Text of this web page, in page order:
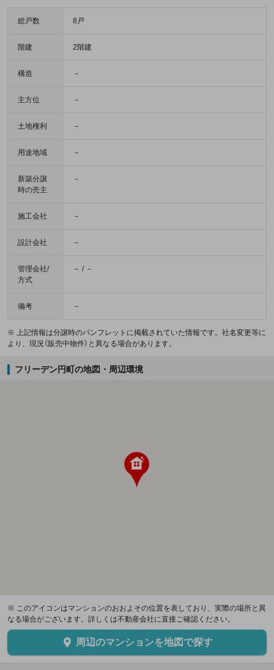
総戸数 8戸
階建 2階建
構造 －
主方位 －
土地権利 －
用途地域 －
新築分譲
時の売主
－
施工会社 －
設計会社 －
管理会社/
方式
－ / －
備考 －
※ 上記情報は分譲時のパンフレットに掲載されていた情報です。社名変更等に
より、現況（販売中物件）と異なる場合があります。
フリーデン円町の地図・周辺環境
※ このアイコンはマンションのおおよその位置を表しており、実際の場所と異
なる場合がございます。詳しくは不動産会社に直接ご確認ください。
周辺のマンションを地図で探す